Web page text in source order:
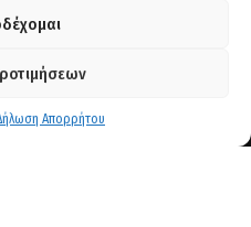
Απορρήτου